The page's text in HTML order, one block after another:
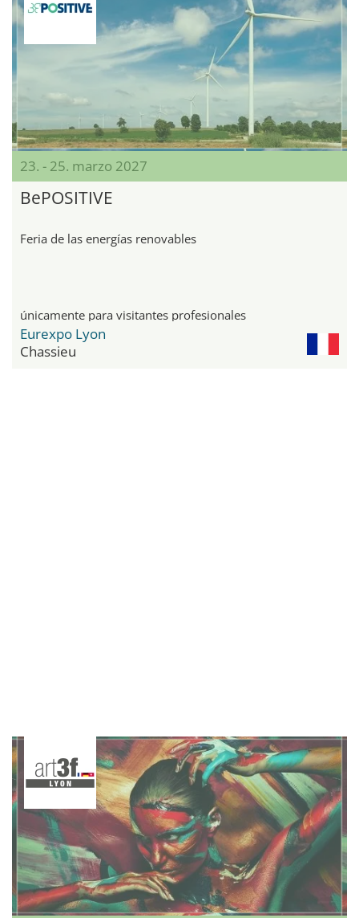
23. - 25. marzo 2027
BePOSITIVE
Feria de las energías renovables
únicamente para visitantes profesionales
Eurexpo Lyon
Chassieu